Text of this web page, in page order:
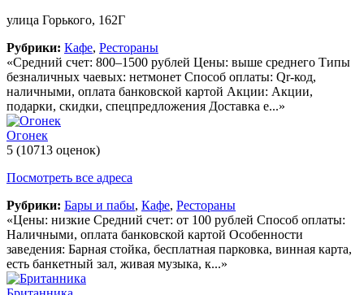
улица Горького, 162Г
Рубрики: Кафе, Рестораны
«Средний счет: 800–1500 рублей Цены: выше среднего Типы
безналичных чаевых: нетмонет Способ оплаты: Qr-код,
наличными, оплата банковской картой Акции: Акции,
подарки, скидки, спецпредложения Доставка е...»
Огонек
5 (10713 оценок)
Посмотреть все адреса
Рубрики: Бары и пабы, Кафе, Рестораны
«Цены: низкие Средний счет: от 100 рублей Способ оплаты:
Наличными, оплата банковской картой Особенности
заведения: Барная стойка, бесплатная парковка, винная карта,
есть банкетный зал, живая музыка, к...»